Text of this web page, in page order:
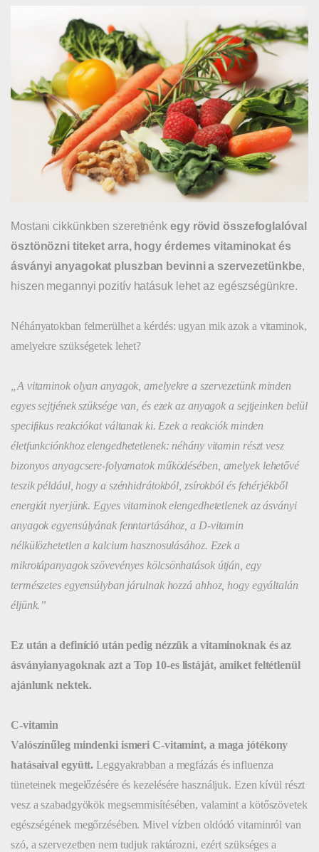
Mostani cikkünkben szeretnénk egy rövid összefoglalóval
ösztönözni titeket arra, hogy érdemes vitaminokat és
ásványi anyagokat pluszban bevinni a szervezetünkbe,
hiszen megannyi pozitív hatásuk lehet az egészségünkre.
Néhányatokban felmerülhet a kérdés: ugyan mik azok a vitaminok,
amelyekre szükségetek lehet?
„A vitaminok olyan anyagok, amelyekre a szervezetünk minden
egyes sejtjének szüksége van, és ezek az anyagok a sejtjeinken belül
specifikus reakciókat váltanak ki. Ezek a reakciók minden
életfunkciónkhoz elengedhetetlenek: néhány vitamin részt vesz
bizonyos anyagcsere-folyamatok működésében, amelyek lehetővé
teszik például, hogy a szénhidrátokból, zsírokból és fehérjékből
energiát nyerjünk. Egyes vitaminok elengedhetetlenek az ásványi
anyagok egyensúlyának fenntartásához, a D-vitamin
nélkülözhetetlen a kalcium hasznosulásához. Ezek a
mikrotápanyagok szövevényes kölcsönhatások útján, egy
természetes egyensúlyban járulnak hozzá ahhoz, hogy egyáltalán
éljünk.”
Ez után a definíció után pedig nézzük a vitaminoknak és az
ásványianyagoknak azt a Top 10-es listáját, amiket feltétlenül
ajánlunk nektek.
C-vitamin
Valószínűleg mindenki ismeri C-vitamint, a maga jótékony
hatásaival együtt.Leggyakrabban a megfázás és influenza
tüneteinek megelőzésére és kezelésére használjuk. Ezen kívül részt
vesz a szabadgyökök megsemmisítésében, valamint a kötőszövetek
egészségének megőrzésében. Mivel vízben oldódó vitaminról van
szó, a szervezetben nem tudjuk raktározni, ezért szükséges a